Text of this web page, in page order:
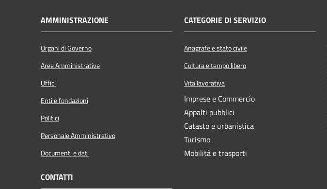
AMMINISTRAZIONE
Organi di Governo
Aree Amministrative
Uffici
Enti e fondazioni
Politici
Personale Amministrativo
Documenti e dati
CATEGORIE DI SERVIZIO
Anagrafe e stato civile
Cultura e tempo libero
Vita lavorativa
Imprese e Commercio
Appalti pubblici
Catasto e urbanistica
Turismo
Mobilità e trasporti
CONTATTI